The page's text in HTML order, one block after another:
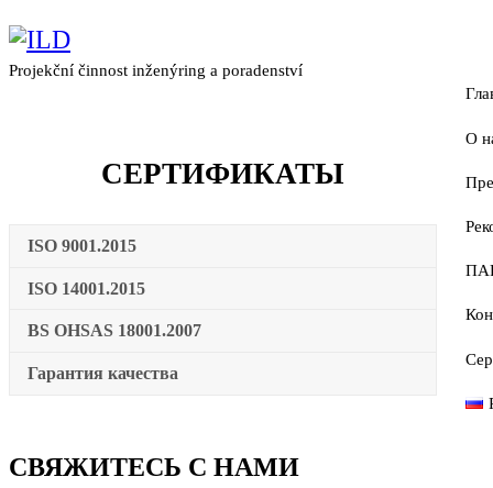
Projekční činnost inženýring a poradenství
О
СЕРТИФИКАТЫ
ISO 9001.2015
ISO 14001.2015
BS OHSAS 18001.2007
Гарантия качества
СВЯЖИТЕСЬ С НАМИ